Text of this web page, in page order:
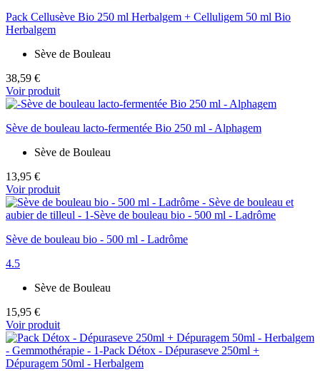
Pack Cellusève Bio 250 ml Herbalgem + Celluligem 50 ml Bio
Herbalgem
Sève de Bouleau
38,59 €
Voir produit
Sève de bouleau lacto-fermentée Bio 250 ml - Alphagem
Sève de Bouleau
13,95 €
Voir produit
Sève de bouleau bio - 500 ml - Ladrôme
4.5
Sève de Bouleau
15,95 €
Voir produit